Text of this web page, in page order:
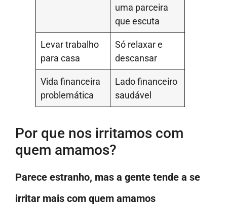
uma parceira
que escuta
Levar trabalho
para casa
Só relaxar e
descansar
Vida financeira
problemática
Lado financeiro
saudável
Por que nos irritamos com
quem amamos?
Parece estranho, mas a gente tende a se
irritar mais com quem amamos